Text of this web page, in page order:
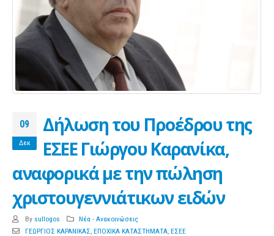
09
Δεκ
Δήλωση του Προέδρου της
ΕΣΕΕ Γιώργου Καρανίκα,
αναφορικά με την πώληση
χριστουγεννιάτικων ειδών
By sullogos
Νέα - Ανακοινώσεις
ΓΕΩΡΓΙΟΣ ΚΑΡΑΝΙΚΑΣ ΕΠΟΧΙΚΑ ΚΑΤΑΣΤΗΜΑΤΑ, ΕΣΕΕ